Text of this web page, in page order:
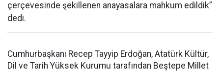
çerçevesinde şekillenen anayasalara mahkum edildik”
dedi.
Cumhurbaşkanı Recep Tayyip Erdoğan, Atatürk Kültür,
Dil ve Tarih Yüksek Kurumu tarafından Beştepe Millet